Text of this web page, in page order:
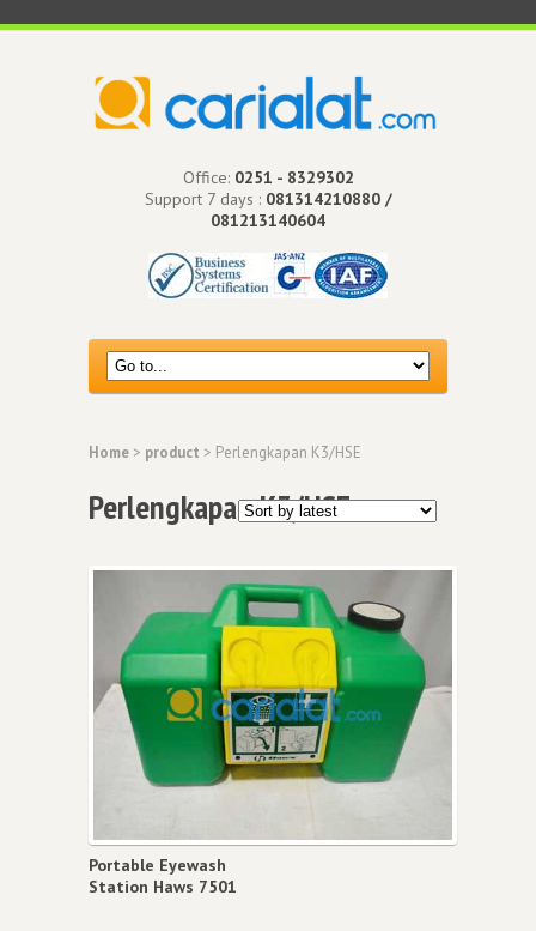
Office: 0251 - 8329302
Support 7 days : 081314210880 /
081213140604
Home > product > Perlengkapan K3/HSE
Perlengkapan K3/HSE
Portable Eyewash
Station Haws 7501